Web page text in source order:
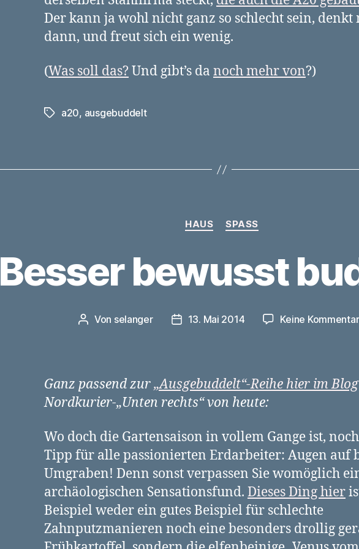
Der kann ja wohl nicht ganz so schlecht sein, denkt
dann, und freut sich ein wenig.
(Was soll das? Und gibt’s da noch mehr von?)
Schlagwörter
a20, ausgebuddelt
Kategorien
HAUS SPASS
Besser bewusst
Beitragsautor
Von selanger Veröffentlichungsdatum
13. Mai 2014 Keine
Ganz passend zur„Ausgebuddelt“-Reihe hier im Blog
Nordkurier-„Unten rechts“ von heute:
Wo doch die Gartensaison in vollem Gange ist,
Tipp für alle passionierten Erdarbeiter: Augen auf
Umgraben! Denn sonst verpassen Sie womöglich
archäologischen Sensationsfund. Dieses Ding hier
Beispiel weder ein gutes Beispiel für schlechte
Zahnputzmanieren noch eine besonders drollig